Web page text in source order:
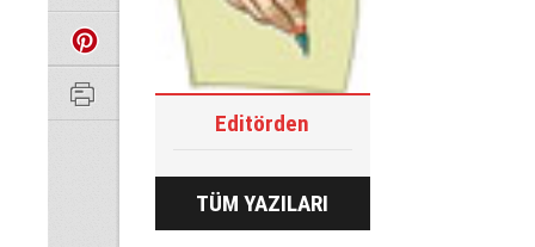
Editörden
TÜM YAZILARI